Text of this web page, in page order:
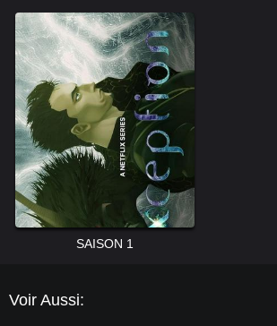
SAISON 1
Voir Aussi: